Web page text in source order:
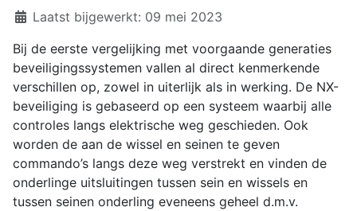
Laatst bijgewerkt: 09 mei 2023
Bij de eerste vergelijking met voorgaande generaties
beveiligingssystemen vallen al direct kenmerkende
verschillen op, zowel in uiterlijk als in werking. De NX-
beveiliging is gebaseerd op een systeem waarbij alle
controles langs elektrische weg geschieden. Ook
worden de aan de wissel en seinen te geven
commando’s langs deze weg verstrekt en vinden de
onderlinge uitsluitingen tussen sein en wissels en
tussen seinen onderling eveneens geheel d.m.v.